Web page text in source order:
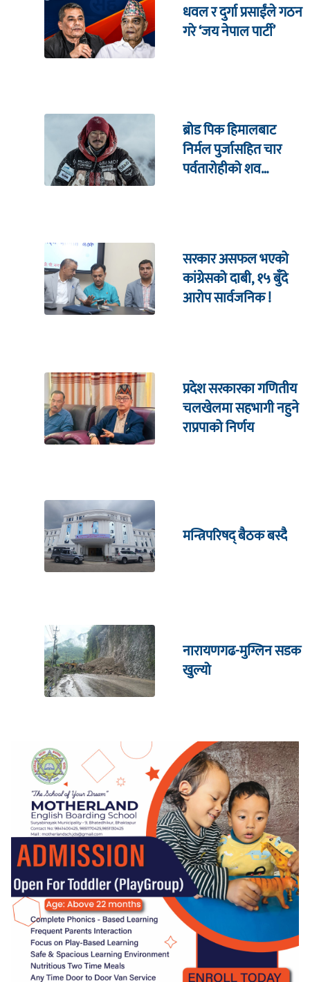
धवल र दुर्गा प्रसाईंले गठन
गरे ‘जय नेपाल पार्टी’
ब्रोड पिक हिमालबाट
निर्मल पुर्जासहित चार
पर्वतारोहीको शव
सरकार असफल भएको
कांग्रेसको दाबी, १५ बुँदे
आरोप सार्वजनिक !
प्रदेश सरकारका गणितीय
चलखेलमा सहभागी नहुने
राप्रपाको निर्णय
मन्त्रिपरिषद् बैठक बस्दै
नारायणगढ-मुग्लिन सडक
खुल्यो